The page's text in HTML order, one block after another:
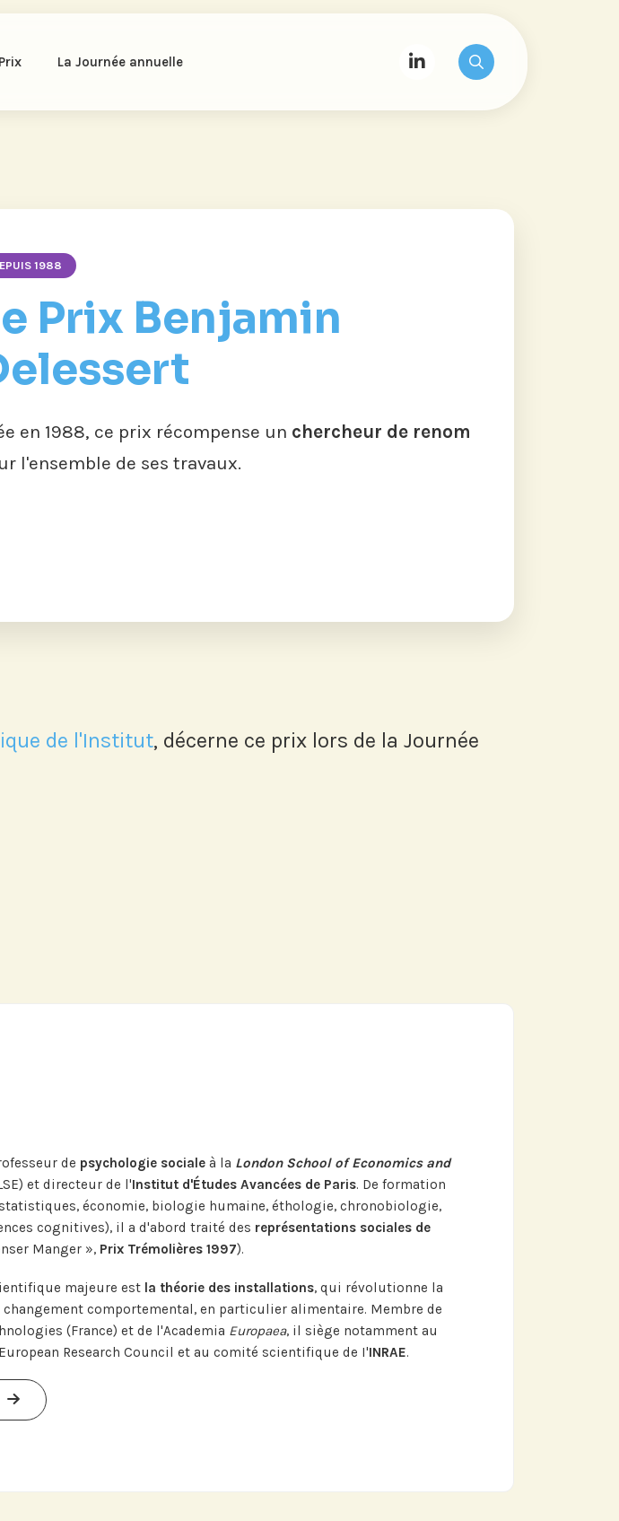
La Journée annuelle
1988
Prix Benjamin
en 1988, ce prix récompense un chercheur de renom
l'ensemble de ses travaux.
de l'Institut, décerne ce prix lors de la Journée
de psychologie socialeà la London School of Economics and
et directeur de l'Institut d'Études Avancées de Paris. De formation
économie, biologie humaine, éthologie, chronobiologie,
cognitives), il a d'abord traité des représentations sociales de
Manger »,Prix Trémolières 1997).
majeure est la théorie des installations, qui révolutionne la
comportemental, en particulier alimentaire. Membre de
(France) et de l'Academia Europaea, il siège notamment au
Research Council et au comité scientifique de I'INRAE.